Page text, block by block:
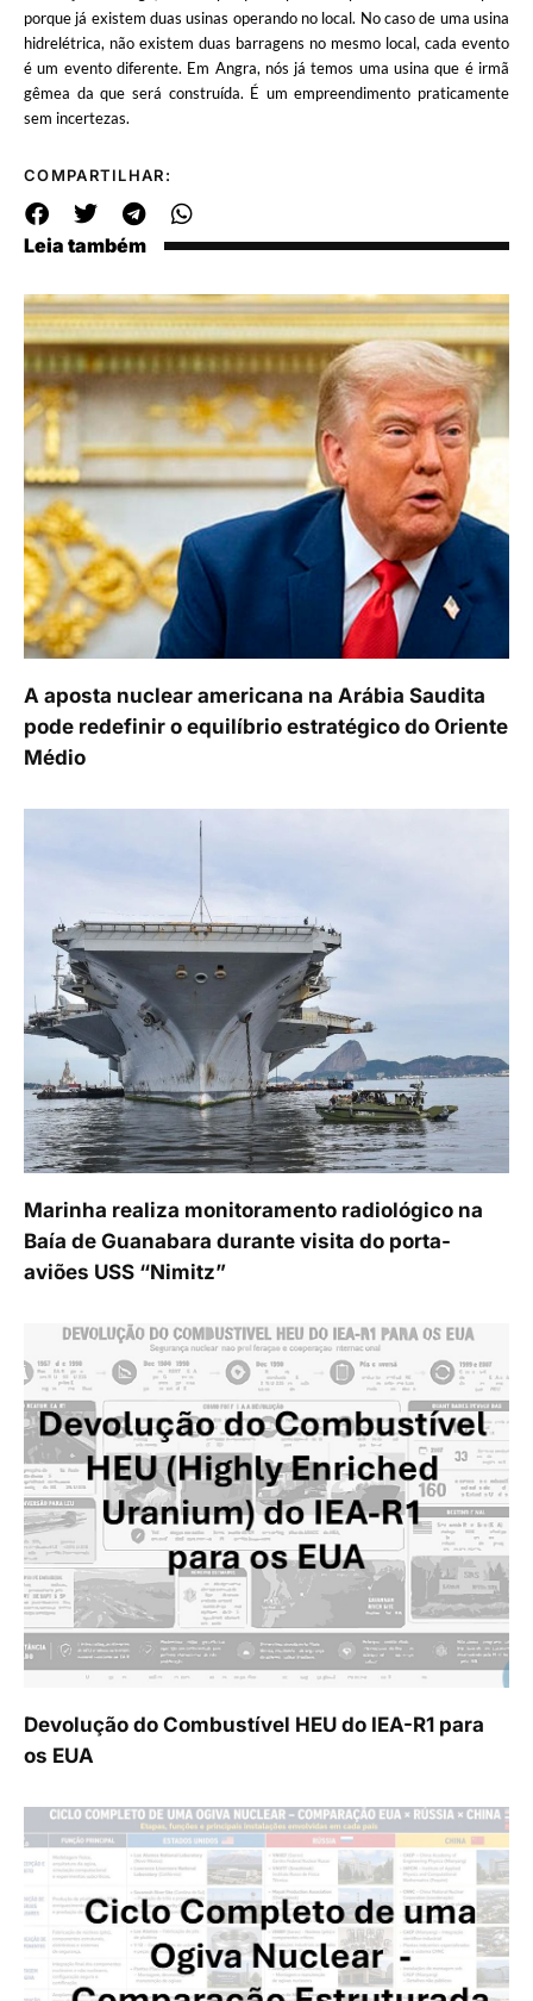
porque já existem duas usinas operando no local. No caso de uma usina
hidrelétrica, não existem duas barragens no mesmo local, cada evento
é um evento diferente. Em Angra, nós já temos uma usina que é irmã
gêmea da que será construída. É um empreendimento praticamente
sem incertezas.
COMPARTILHAR:
Leia também
A aposta nuclear americana na Arábia Saudita
pode redefinir o equilíbrio estratégico do Oriente
Médio
Marinha realiza monitoramento radiológico na
Baía de Guanabara durante visita do porta-
aviões USS “Nimitz”
Devolução do Combustível HEU do IEA-R1 para
os EUA